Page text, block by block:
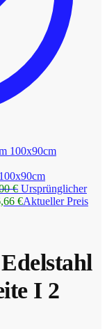
€ Ursprünglicher
€Aktueller Preis
I 2